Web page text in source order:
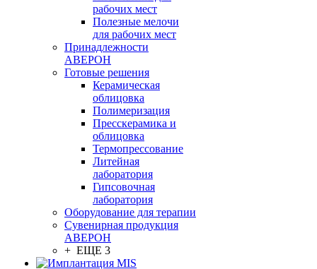
рабочих мест
Полезные мелочи
для рабочих мест
Принадлежности
АВЕРОН
Готовые решения
Керамическая
облицовка
Полимеризация
Пресскерамика и
облицовка
Термопрессование
Литейная
лаборатория
Гипсовочная
лаборатория
Оборудование для терапии
Сувенирная продукция
АВЕРОН
+ ЕЩЕ 3